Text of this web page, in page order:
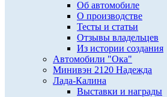
Об автомобиле
О производстве
Тесты и статьи
Отзывы владельцев
Из истории создания
Автомобили "Ока"
Минивэн 2120 Надежда
Лада-Калина
Выставки и награды